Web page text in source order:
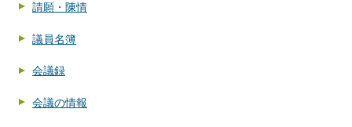
請願・陳情
議員名簿
会議録
会議の情報